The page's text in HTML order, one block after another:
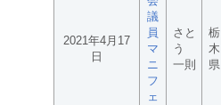
2021年4月17
日
議
員
マ
ニ
フ
ェ
さと
う
一則
栃
木
県